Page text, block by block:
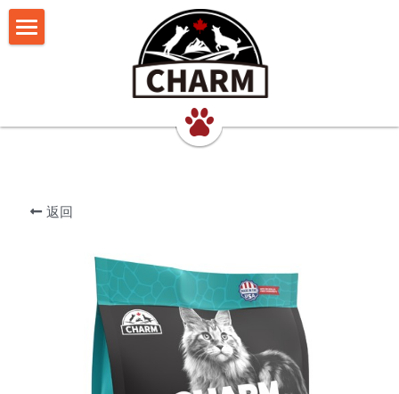
超能鲜肉犬罐
返回